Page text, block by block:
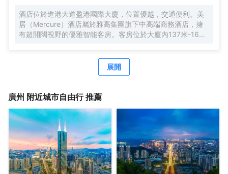
酒店位於進港大道盈港國際大廈，位置優越，交通便利。美
居（Mercure）酒店屬於雅高集團旗下中高端商務酒店，擁
有超開闊視野的優雅智能客房。客房位於大廈內137米-165
格客房，簡約唯美又精緻典雅，是商務人士出差首善之選。
酒店客房內配有恒温恒壓淋浴、全交換新風系統，高級自動
驗。酒店全體工作人員攜人工智能機器人小美在“Make A
展開
廣州 附近城市自由行 推薦